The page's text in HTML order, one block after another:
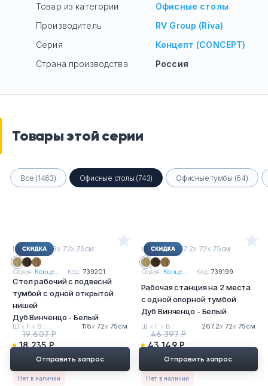
Товар из категории
Офисные столы
Производитель
RV Group (Riva)
Серия
Концепт (CONCEPT)
Страна производства
Россия
Товары этой серии
Все (1463) Офисные столы (743) Офисные тумбы (64)
Ш хГхВ : 118х 72х 75см
Серия: Конце... Код: 739201
Стол рабочий с подвеснй
тумбой с одной открытой
нишей
Дуб Винченцо - Белый
Ш х Г х В : 118х72х75см
18 235 Р
19 607 Р
Нет в наличии
Отправить запрос
Ш хГхВ : 267.2х 72х 75см
Серия: Конце... Код: 739199
Рабочая станция на 2 места
с одной опорной тумбой
Дуб Винченцо - Белый
Ш х Г х В : 267.2х 72х 75см
43 149 Р
46 397 Р
Нет в наличии
Отправить запрос